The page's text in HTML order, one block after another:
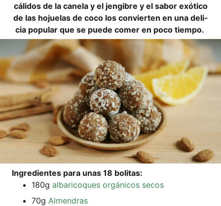
cáli­dos de la canela y el jen­gib­re y el sab­or exó­ti­co
de las hojue­las de coco los con­vier­ten en una deli­
cia popu­lar que se pue­de comer en poco tiempo.
Ingre­di­en­tes para unas 18 bolitas:
180g alb­ari­co­ques orgá­ni­cos secos
70g Almen­dras